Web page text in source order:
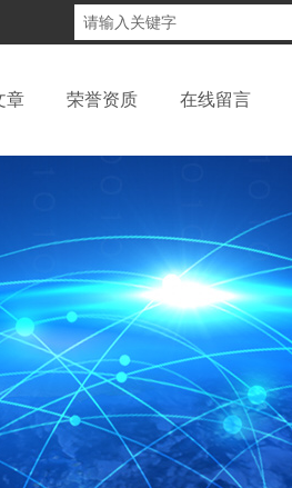
章 荣誉资质 在线留言